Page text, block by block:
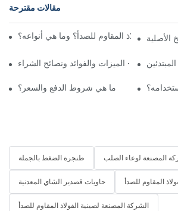
مقالات مقترحة
من الفولاذ المقاوم للصدأ؟ وما هي أنواعه؟
للصدأ - الميزات والفوائد ونصائح الشراء
ما هي شروط الدفع والسعر؟
طنجرة الضغط بالجملة المصنعة لوعاء الصلب
حاويات قصدير الشاي المعدنية المقاوم للصدأ
الشركة المصنعة لصينية الفولاذ المقاوم للصدأ